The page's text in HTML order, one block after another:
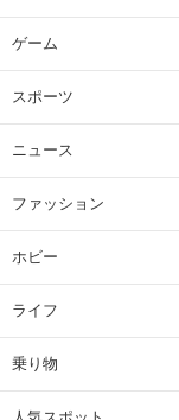
ゲーム
スポーツ
ニュース
ファッション
ホビー
ライフ
乗り物